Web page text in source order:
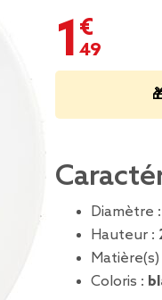
1,49 €
Diamètre :
Hauteur :
Matière(s)
Coloris :